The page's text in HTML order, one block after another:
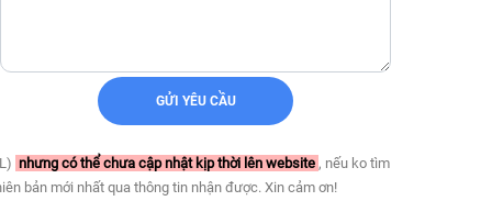
nhưng có thể chưa cập nhật kịp thời lên website , nếu ko tìm
bản mới nhất qua thông tin nhận được. Xin cảm ơn!